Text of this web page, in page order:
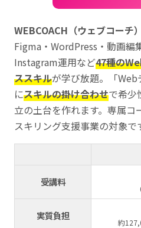
WEBCOACH（ウェブコーチ）
Figma・WordPress・動画編
Instagram運用など47種の
ススキルが学び放題。「
にスキルの掛け合わせで希少
立の土台を作れます。専属コ
スキリング支援事業の対象で
受講料
実質負担
約